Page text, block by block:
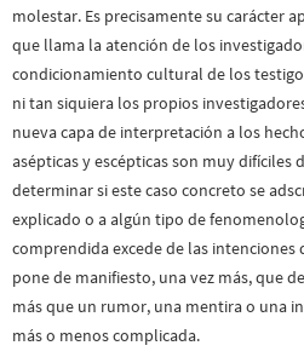
molestar. Es precisamente su carácter
que llama la atención de los
condicionamiento cultural de los
ni tan siquiera los propios
nueva capa de interpretación a los
asépticas y escépticas son muy difíciles
determinar si este caso concreto se
explicado o a algún tipo de
comprendida excede de las intenciones
pone de manifiesto, una vez más, que
más que un rumor, una mentira o una
más o menos complicada.